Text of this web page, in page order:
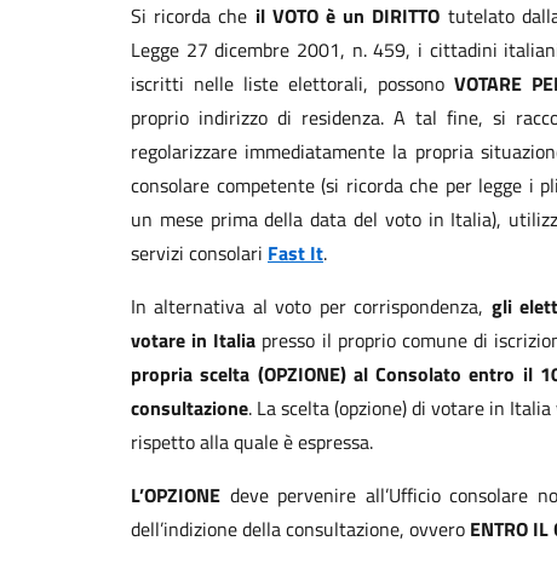
Si ricorda che il VOTO è un DIRITTO tutelato
Legge 27 dicembre 2001, n. 459, i cittadini
iscritti nelle liste elettorali, possono VOTARE
proprio indirizzo di residenza. A tal fine, si
regolarizzare immediatamente la propria
consolare competente (si ricorda che per legge i
un mese prima della data del voto in Italia),
servizi consolari Fast It.
In alternativa al voto per corrispondenza, gli
votare in Italia presso il proprio comune di
propria scelta (OPZIONE) al Consolato entro il
consultazione. La scelta (opzione) di votare in
rispetto alla quale è espressa.
L’OPZIONE deve pervenire all’Ufficio consolare
dell’indizione della consultazione, ovvero ENTRO